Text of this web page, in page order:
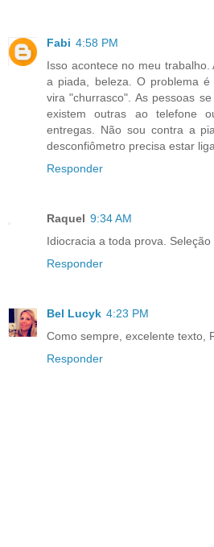
Fabi 4:58 PM
Isso acontece no meu
a piada, beleza. O problema
vira "churrasco". As pessoas
existem outras ao telefone
entregas. Não sou contra a
desconfiômetro precisa estar
Responder
Raquel 9:34 AM
Idiocracia a toda prova. Seleção
Responder
Bel Lucyk 4:23 PM
Como sempre, excelente texto,
Responder